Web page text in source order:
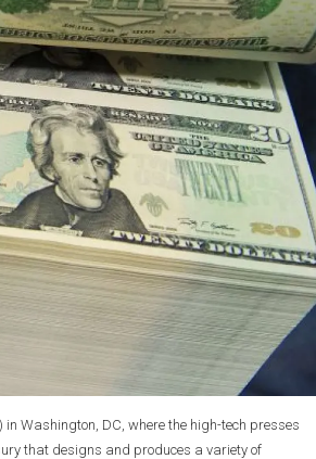
Washington, DC, where the high-tech presses
that designs and produces a variety of